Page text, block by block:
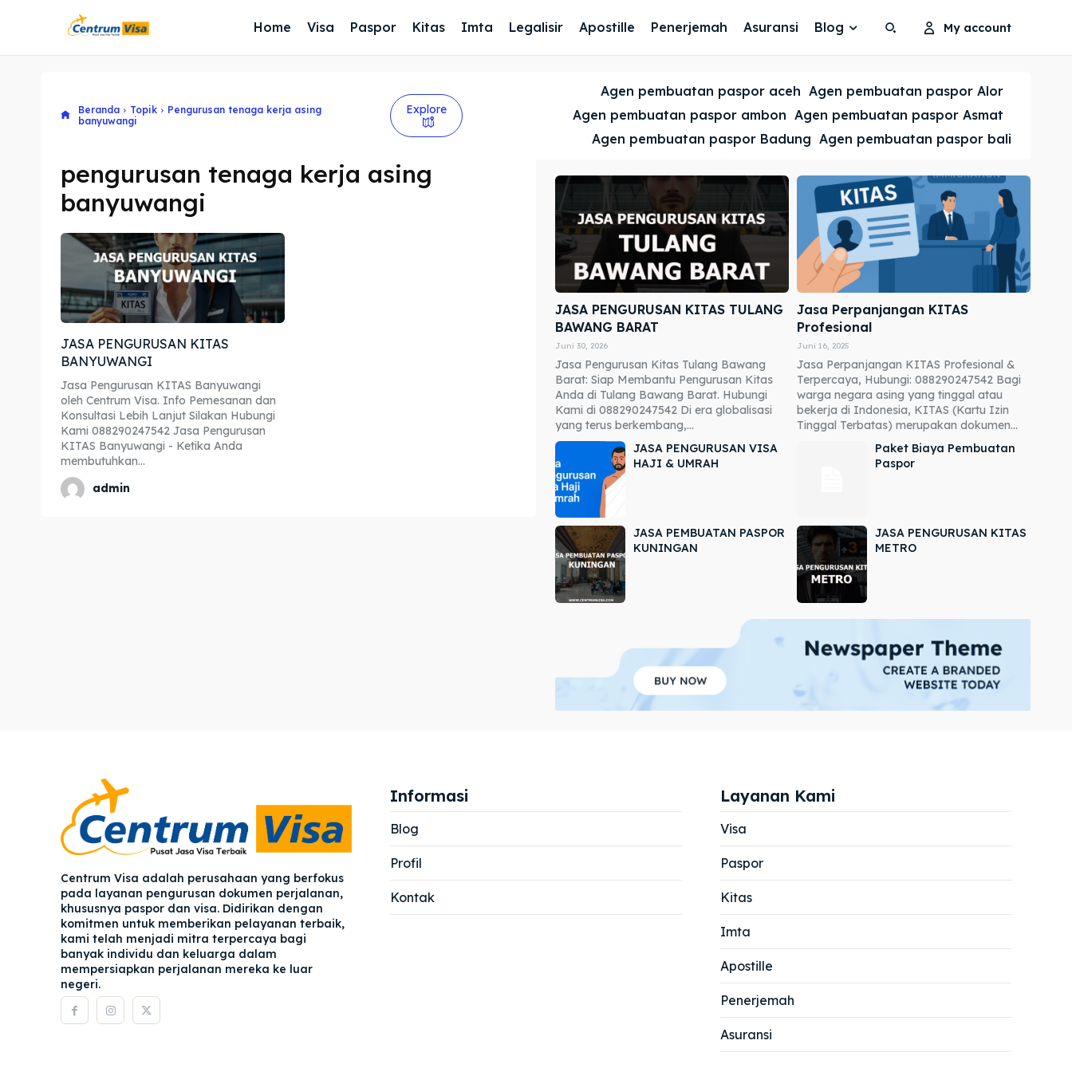
Explore our destinations
Blog
Cari
Explore our destinations
Blog
Cari
Home Visa Paspor Kitas Imta Legalisir Apostille Penerjemah Asuransi Blog My account
Beranda Topik
Pengurusan tenaga kerja asing
banyuwangi
Explore
Agen pembuatan paspor aceh Agen pembuatan paspor Alor
Agen pembuatan paspor ambon Agen pembuatan paspor Asmat
Agen pembuatan paspor Badung Agen pembuatan paspor bali
pengurusan tenaga kerja asing
banyuwangi
JASA PENGURUSAN KITAS
BANYUWANGI
Jasa Pengurusan KITAS Banyuwangi
oleh Centrum Visa. Info Pemesanan dan
Konsultasi Lebih Lanjut Silakan Hubungi
Kami 088290247542 Jasa Pengurusan
KITAS Banyuwangi - Ketika Anda
membutuhkan...
admin
JASA PENGURUSAN KITAS TULANG
BAWANG BARAT
Juni 30, 2026
Jasa Pengurusan Kitas Tulang Bawang
Barat: Siap Membantu Pengurusan Kitas
Anda di Tulang Bawang Barat. Hubungi
Kami di 088290247542 Di era globalisasi
yang terus berkembang,...
Jasa Perpanjangan KITAS
Profesional
Juni 16, 2025
Jasa Perpanjangan KITAS Profesional &
Terpercaya, Hubungi: 088290247542 Bagi
warga negara asing yang tinggal atau
bekerja di Indonesia, KITAS (Kartu Izin
Tinggal Terbatas) merupakan dokumen...
JASA PENGURUSAN VISA
HAJI & UMRAH
Paket Biaya Pembuatan
Paspor
JASA PEMBUATAN PASPOR
KUNINGAN
JASA PENGURUSAN KITAS
METRO
Centrum Visa adalah perusahaan yang berfokus
pada layanan pengurusan dokumen perjalanan,
khususnya paspor dan visa. Didirikan dengan
komitmen untuk memberikan pelayanan terbaik,
kami telah menjadi mitra terpercaya bagi
banyak individu dan keluarga dalam
mempersiapkan perjalanan mereka ke luar
negeri.
Informasi
Blog
Profil
Kontak
Layanan Kami
Visa
Paspor
Kitas
Imta
Apostille
Penerjemah
Asuransi